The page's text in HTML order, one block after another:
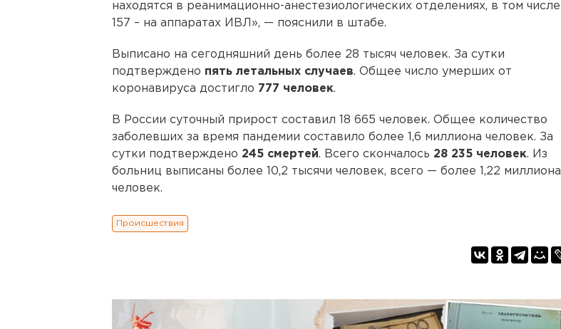
находятся в реанимационно-анестезиологических отделениях, в том числе
157 – на аппаратах ИВЛ», — пояснили в штабе.
Выписано на сегодняшний день более 28 тысяч человек. За сутки
подтверждено пять летальных случаев. Общее число умерших от
коронавируса достигло 777 человек.
В России суточный прирост составил 18 665 человек. Общее количество
заболевших за время пандемии составило более 1,6 миллиона человек. За
сутки подтверждено 245 смертей. Всего скончалось 28 235 человек. Из
больниц выписаны более 10,2 тысячи человек, всего — более 1,22 миллиона
человек.
Происшествия